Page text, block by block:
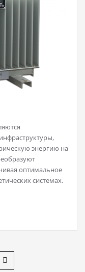
энергию на
оптимальное
системах.